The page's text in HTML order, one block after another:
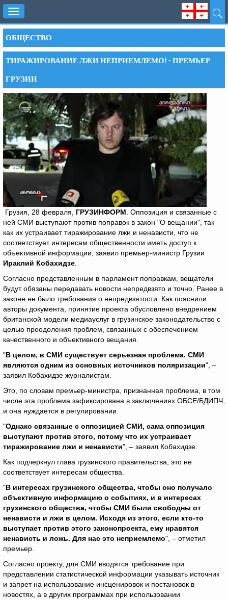
Toggle
navigation
ОБЩЕСТВО
ТИРАЖИРОВАНИЕ ЛЖИ НЕПРИЕМЛЕМО! - ПРЕМЬЕР
ГРУЗИИ
Грузия, 28 февраля, ГРУЗИНФОРМ . Оппозиция и связанные с
ней СМИ выступают против поправок в закон "О вещании", так
как их устраивает тиражирование лжи и ненависти, что не
соответствует интересам общественности иметь доступ к
объективной информации, заявил премьер-министр Грузии
Ираклий Кобахидзе
Согласно представленным в парламент поправкам, вещатели
будут обязаны передавать новости непредвзято и точно. Ранее в
законе не было требования о непредвзятости. Как пояснили
авторы документа, принятие проекта обусловлено внедрением
британской модели медиауслуг в грузинское законодательство с
целью преодоления проблем, связанных с обеспечением
качественного и объективного вещания.
"В целом, в СМИ существует серьезная проблема. СМИ
являются одним из основных источников поляризации", –
заявил Кобахидзе журналистам.
Это, по словам премьер-министра, признанная проблема, в том
числе эта проблема зафиксирована в заключениях ОБСЕ/БДИПЧ,
и она нуждается в регулировании.
"Однако связанные с оппозицией СМИ, сама оппозиция
выступают против этого, потому что их устраивает
тиражирование лжи и ненависти", – заявил Кобахидзе.
Как подчеркнул глава грузинского правительства, это не
соответствует интересам общества.
"В интересах грузинского общества, чтобы оно получало
объективную информацию о событиях, и в интересах
грузинского общества, чтобы СМИ были свободны от
ненависти и лжи в целом. Исходя из этого, если кто-то
выступает против этого законопроекта, ему нравятся
ненависть и ложь. Для нас это неприемлемо", – отметил
премьер.
Согласно проекту, для СМИ вводятся требование при
представлении статистической информации указывать источник
и запрет на использование инсценировок и постановок в
новостях, а в других программах при использовании